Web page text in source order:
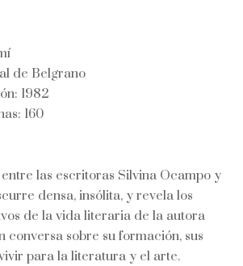
de Belgrano
1982
160
las escritoras Silvina Ocampo y
densa, insólita, y revela los
de la vida literaria de la autora
conversa sobre su formación, sus
para la literatura y el arte.